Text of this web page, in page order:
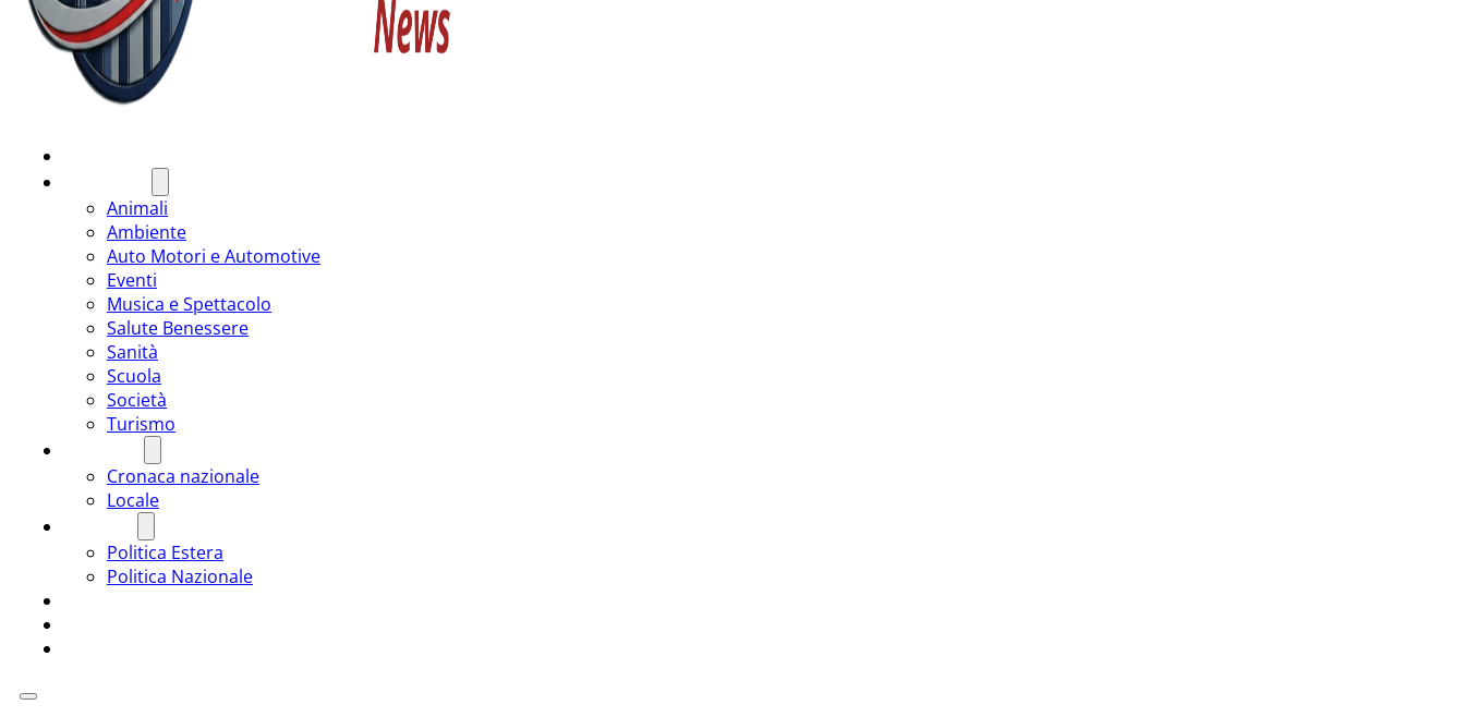
Animali
Ambiente
Auto Motori e Automotive
Eventi
Musica e Spettacolo
Salute Benessere
Sanità
Scuola
Società
Turismo
Cronaca nazionale
Locale
Politica Estera
Politica Nazionale